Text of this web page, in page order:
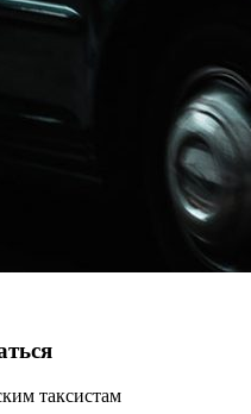
таксистам